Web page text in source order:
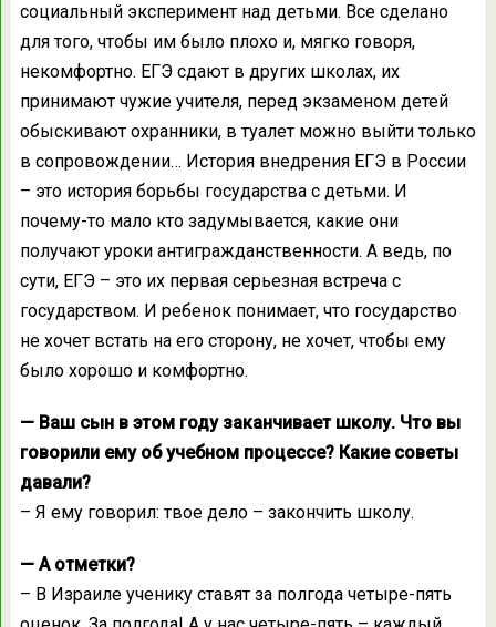
социальный эксперимент над детьми. Все сделано
для того, чтобы им было плохо и, мягко говоря,
некомфортно. ЕГЭ сдают в других школах, их
принимают чужие учителя, перед экзаменом детей
обыскивают охранники, в туалет можно выйти только
в сопровождении… История внедрения ЕГЭ в России
– это история борьбы государства с детьми. И
почему-то мало кто задумывается, какие они
получают уроки антигражданственности. А ведь, по
сути, ЕГЭ – это их первая серьезная встреча с
государством. И ребенок понимает, что государство
не хочет встать на его сторону, не хочет, чтобы ему
было хорошо и комфортно.
— Ваш сын в этом году заканчивает школу. Что вы
говорили ему об учебном процессе? Какие советы
давали?
– Я ему говорил: твое дело – закончить школу.
— А отметки?
– В Израиле ученику ставят за полгода четыре-пять